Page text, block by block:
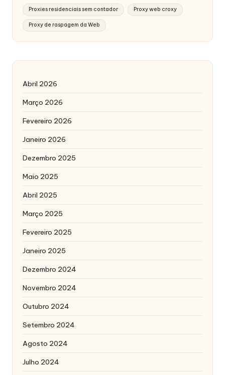
Proxies residenciais sem contador Proxy web croxy
Proxy de raspagem da Web
Abril 2026
Março 2026
Fevereiro 2026
Janeiro 2026
Dezembro 2025
Maio 2025
Abril 2025
Março 2025
Fevereiro 2025
Janeiro 2025
Dezembro 2024
Novembro 2024
Outubro 2024
Setembro 2024
Agosto 2024
Julho 2024